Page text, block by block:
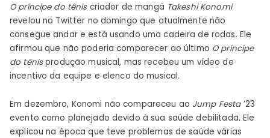
Takeshi
Konomi,
revela
que
de
rodas
–
O príncipe do têniscriador de mangá Takeshi Konomi
revelou no Twitter no domingo que atualmente não
consegue andar e está usando uma cadeira de rodas. Ele
afirmou que não poderia comparecer ao último O príncipe
do tênisprodução musical, mas recebeu um vídeo de
incentivo da equipe e elenco do musical.
Em dezembro, Konomi não compareceu ao Jump Festa’23
evento como planejado devido à sua saúde debilitada. Ele
explicou na época que teve problemas de saúde várias